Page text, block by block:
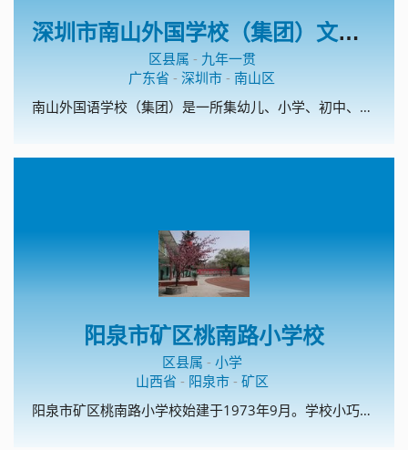
深圳市南山外国学校（集团）文华学校
区县属 - 九年一贯
广东省 - 深圳市 - 南山区
南山外国语学校（集团）是一所集幼儿、小学、初中、高中为一体的集团化学校。南外（集团)文华学校是深圳市首批校园足球特色学校、深圳市传统项目学校；开展校园足球理念为：以丰富多彩的活动营造浓厚的校园足球氛围、以浓厚的校园足球氛围促进校园足球的普及。
阳泉市矿区桃南路小学校
区县属 - 小学
山西省 - 阳泉市- 矿区
阳泉市矿区桃南路小学校始建于1973年9月。学校小巧精美，装备精良，藏书丰富，文化氛围浓郁。这里曾孕育出山西省模范教师和山西省美德少年。学校以“为学生一生的幸福奠基”为办学宗旨，以“平安校园、书香校园、艺术校园、数字校园、文化校园、温馨校园”为办学愿景，坚持做有温度的教育。温馨教育是学校的办学特色，主要从温馨的物质环境、温馨的心理环境、温馨的人际环境、温馨的教学环境四方面着手，创建了温馨教室、温馨聊吧、温馨书架、温馨课堂、校刊《温馨的风》。课外阅读和校园足球是学校的两个特色项目。学校现为全国校园足球特色学校。2015年和2017年，学校猎豹足球队 分别夺得市中小学生校园足球比赛小学组冠军，2017年获得阳泉市矿区小学生足球赛冠军，2017年8月，代表阳泉市参加了山西省小学生足球赛。